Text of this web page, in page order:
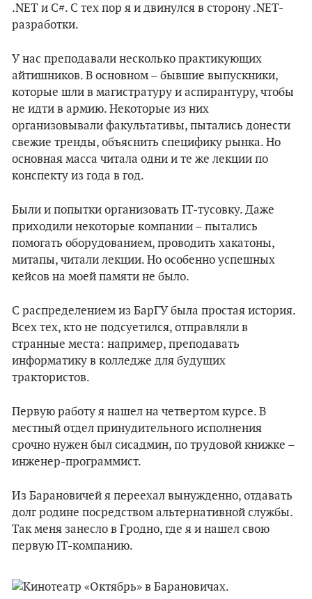
.NET и С#. С тех пор я и двинулся в сторону .NET-
разработки.
У нас преподавали несколько практикующих
айтишников. В основном – бывшие выпускники,
которые шли в магистратуру и аспирантуру, чтобы
не идти в армию. Некоторые из них
организовывали факультативы, пытались донести
свежие тренды, объяснить специфику рынка. Но
основная масса читала одни и те же лекции по
конспекту из года в год.
Были и попытки организовать IT-тусовку. Даже
приходили некоторые компании – пытались
помогать оборудованием, проводить хакатоны,
митапы, читали лекции. Но особенно успешных
кейсов на моей памяти не было.
С распределением из БарГУ была простая история.
Всех тех, кто не подсуетился, отправляли в
странные места: например, преподавать
информатику в колледже для будущих
трактористов.
Первую работу я нашел на четвертом курсе. В
местный отдел принудительного исполнения
срочно нужен был сисадмин, по трудовой книжке –
инженер-программист.
Из Барановичей я переехал вынужденно, отдавать
долг родине посредством альтернативной службы.
Так меня занесло в Гродно, где я и нашел свою
первую IT-компанию.